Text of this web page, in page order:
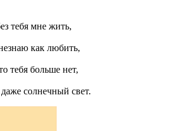
тебя мне жить,
как любить,
тебя больше нет,
солнечный свет.